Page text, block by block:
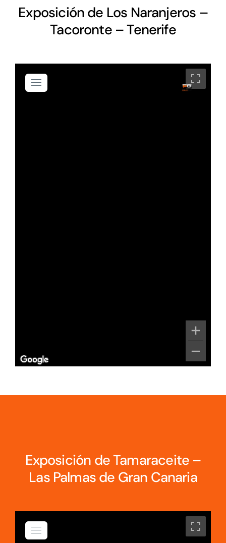
Exposición de Los Naranjeros –
Tacoronte – Tenerife
Exposición de Tamaraceite –
Las Palmas de Gran Canaria